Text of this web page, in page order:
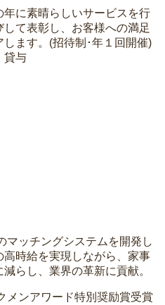
年に素晴らしいサービスを行
て表彰し、お客様への満足
ます。(招待制･年１回開催)
貸与
マッチングシステムを開発し
時給を実現しながら、家事
らし、業界の革新に貢献。
ンアワード特別奨励賞受賞